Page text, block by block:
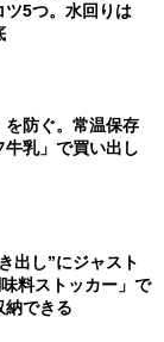
ツ5つ。水回りは
を防ぐ。常温保存
乳」で買い出し
出し”にジャスト
料ストッカー」で
納できる